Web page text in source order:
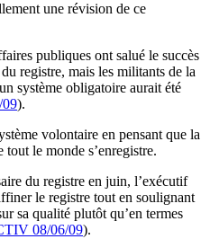
une révision de ce
publiques ont salué le succès
registre, mais les militants de la
système obligatoire aurait été
).
volontaire en pensant que la
le monde s’enregistre.
du registre en juin, l’exécutif
le registre tout en soulignant
sa qualité plutôt qu’en termes
08/06/09).